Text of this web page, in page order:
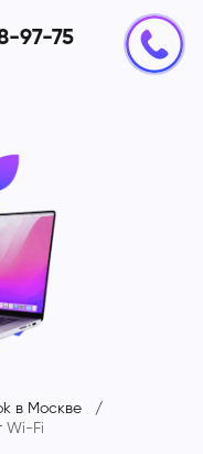
97-75
в Москве
Wi-Fi